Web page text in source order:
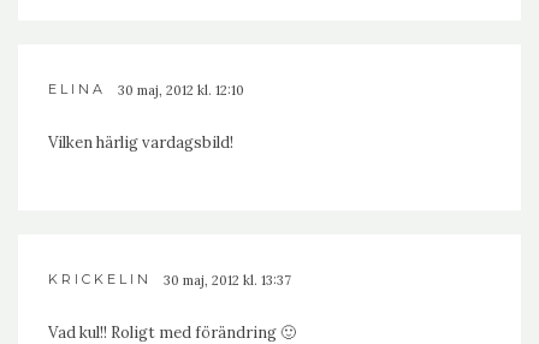
ELINA 30 maj, 2012 kl. 12:10
Vilken härlig vardagsbild!
KRICKELIN 30 maj, 2012 kl. 13:37
Vad kul!! Roligt med förändring 🙂